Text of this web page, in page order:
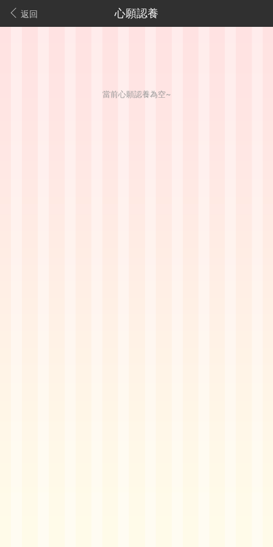
返回 心願認養
當前心願認養為空~